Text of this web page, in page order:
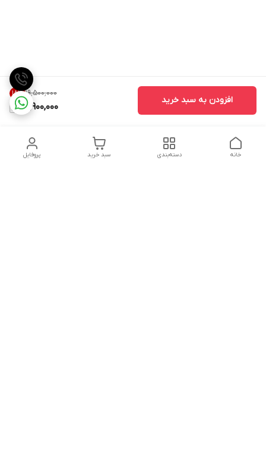
۱۹٬۵۰۰٬۰۰۰ 18%
15,900,000
افزودن به سبد خرید
پروفایل سبد خرید دسته‌بندی خانه